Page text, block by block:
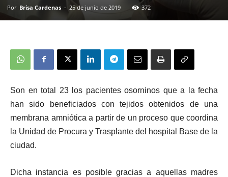
Por Brisa Cardenas - 25 de junio de 2019 372
Son en total 23 los pacientes osorninos que a la fecha
han sido beneficiados con tejidos obtenidos de una
membrana amniótica a partir de un proceso que coordina
la Unidad de Procura y Trasplante del hospital Base de la
ciudad.
Dicha instancia es posible gracias a aquellas madres